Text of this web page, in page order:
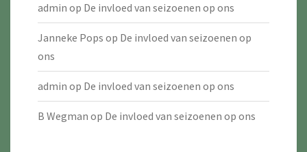
admin op De invloed van seizoenen op ons
Janneke Pops op De invloed van seizoenen op
ons
admin op De invloed van seizoenen op ons
B Wegman op De invloed van seizoenen op ons